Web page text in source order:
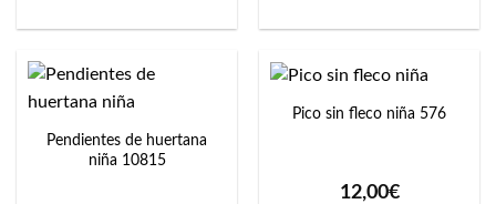
Pendientes de huertana
niña 10815
Pico sin fleco niña 576
12,00€